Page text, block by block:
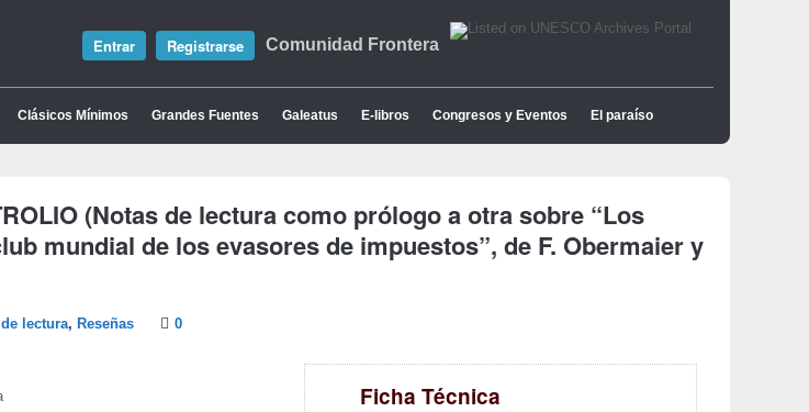
Comunidad Frontera
Entrar Registrarse
Clásicos Mínimos Grandes Fuentes Galeatus E-libros Congresos y Eventos El paraíso
(Notas de lectura como prólogo a otra sobre “Los
mundial de los evasores de impuestos”, de F. Obermaier y
de lectura, Reseñas 0
Ficha Técnica